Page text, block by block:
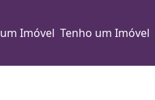
Imóvel Tenho um Imóvel